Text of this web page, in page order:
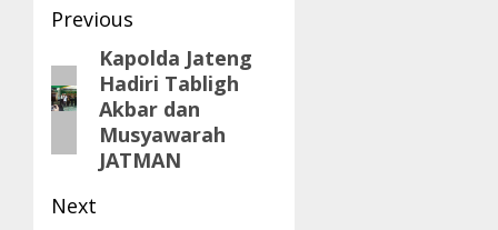
Post
navigation
Previous
Previous
post:
Kapolda Jateng
Hadiri Tabligh
Akbar dan
Musyawarah
JATMAN
Next